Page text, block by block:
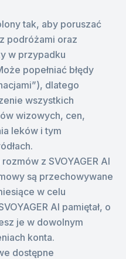
tak, aby poruszać
podróżami oraz
w przypadku
popełniać błędy
dlatego
wszystkich
wizowych, cen,
leków i tym
z SVOYAGER AI
są przechowywane
w celu
AI pamiętał, o
je w dowolnym
konta.
dostępne